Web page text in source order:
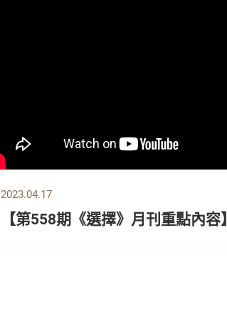
2023.04.17
【第558期《選擇》月刊重點內容】